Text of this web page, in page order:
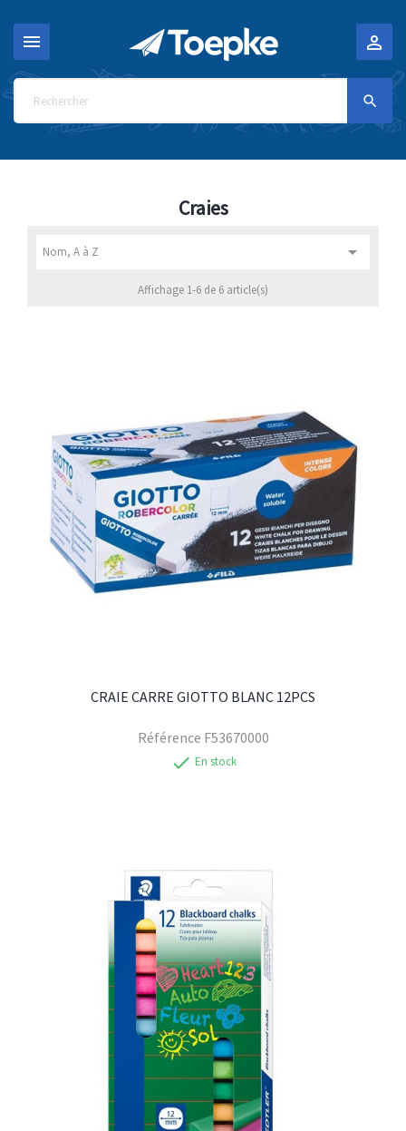
 

Craies
Nom, A à Z 
Affichage 1-6 de 6 article(s)
CRAIE CARRE GIOTTO BLANC 12PCS
Référence F53670000
check En stock